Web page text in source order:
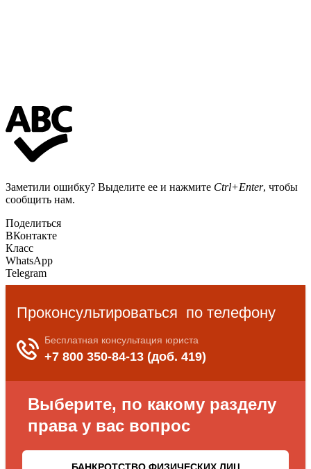
Заметили ошибку? Выделите ее и нажмите Ctrl+Enter, чтобы
сообщить нам.
Поделиться
ВКонтакте
Класс
WhatsApp
Telegram